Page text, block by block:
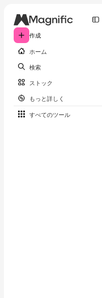
作成
ホーム
検索
ストック
もっと詳しく
すべてのツール